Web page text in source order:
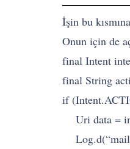
İşin bu
Onun için de
final Intent
final String
if
Uri data =